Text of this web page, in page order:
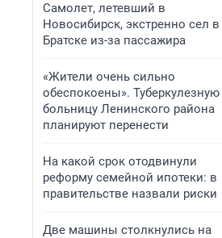
Самолет, летевший в
Новосибирск, экстренно сел в
Братске из-за пассажира
«Жители очень сильно
обеспокоены». Туберкулезную
больницу Ленинского района
планируют перенести
На какой срок отодвинули
реформу семейной ипотеки: в
правительстве назвали риски
Две машины столкнулись на